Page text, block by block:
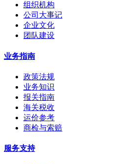
组织机构
公司大事记
企业文化
团队建设
业务指南
政策法规
业务知识
报关指南
海关税收
运价参考
商检与索赔
服务支持